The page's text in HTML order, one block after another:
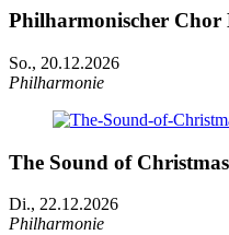
Philharmonischer Chor
So., 20.12.2026
Philharmonie
The Sound of Christmas
Di., 22.12.2026
Philharmonie